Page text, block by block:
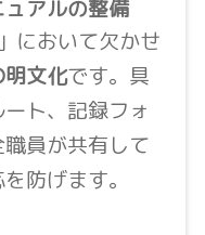
アルの整備
において欠かせ
文化です。具
ト、記録フォ
員が共有して
防げます。